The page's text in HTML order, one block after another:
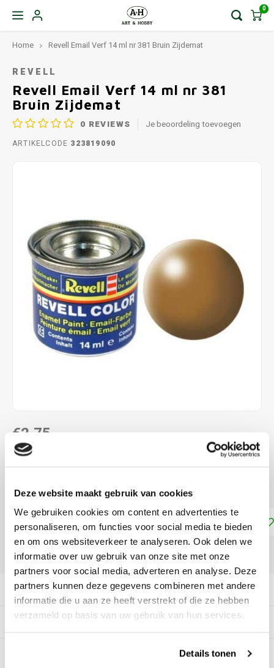
Deze website maakt gebruik van cookies
We gebruiken cookies om content en advertenties te
personaliseren, om functies voor social media te bieden
en om ons websiteverkeer te analyseren. Ook delen we
informatie over uw gebruik van onze site met onze
partners voor social media, adverteren en analyse. Deze
partners kunnen deze gegevens combineren met andere
informatie die u aan ze heeft verstrekt of die ze hebben
verzameld op basis van uw gebruik van hun services.
Details tonen
0
Home Revell Email Verf 14 ml nr 381 Bruin Zijdemat
REVELL
Revell Email Verf 14 ml nr 381
Bruin Zijdemat
0 REVIEWS Je beoordeling toevoegen
ARTIKELCODE 323819090
€2,75
DIRECT LEVERBAAR
Modelbouw verf Lees meer
Toevoegen aan winkelwagen
DELEN:
Productomschrijving
Gerelateerde producten